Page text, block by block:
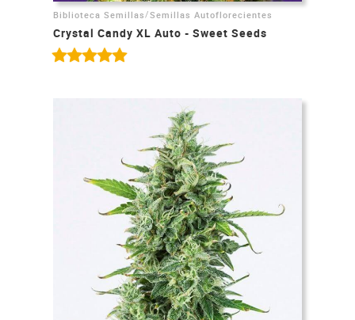
Biblioteca Semillas /Semillas Autoflorecientes
Crystal Candy XL Auto - Sweet Seeds